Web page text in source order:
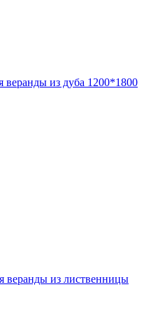
веранды из дуба 1200*1800
веранды из лиственницы